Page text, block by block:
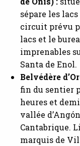
sépare les
circuit prévu
lacs et le
imprenables
Santa de Enol.
Belvédère
fin du sentier
heures et
vallée
Cantabrique.
marquis de